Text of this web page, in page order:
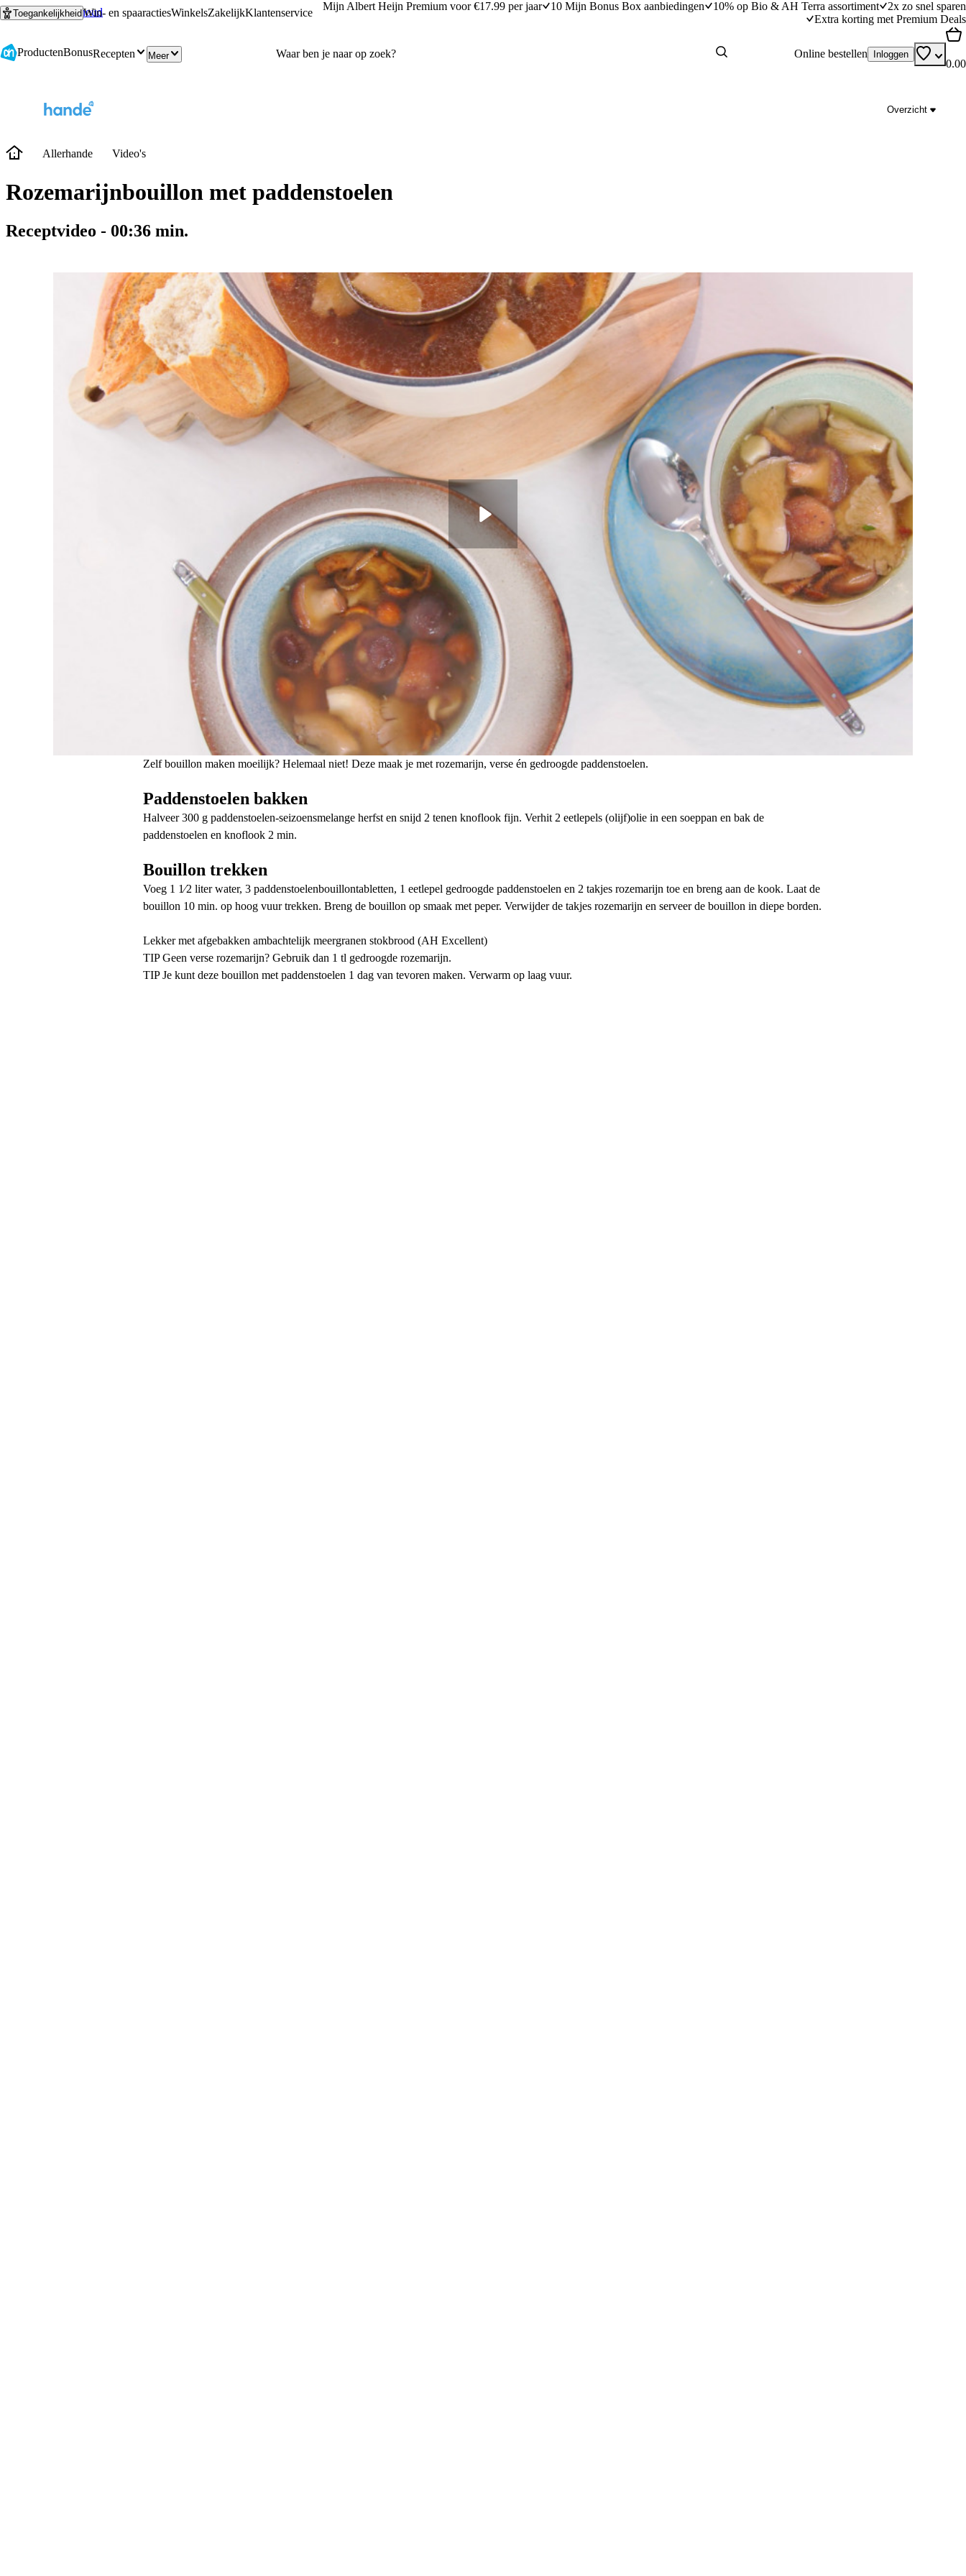
Ga naar hoofdinhoud
Ga naar zoeken
ToegankelijkheidWin- en spaaractiesWinkelsZakelijkKlantenservice
Mijn Albert Heijn Premium voor €17.99 per jaar 10 Mijn Bonus Box aanbiedingen 10% op Bio & AH Terra assortiment
2x zo snel sparen
Extra korting met Premium Deals
ProductenBonusRecepten Meer Online bestellen Inloggen
0.00
Overzicht
Allerhande Video's
Rozemarijnbouillon met paddenstoelen
Receptvideo - 00:36 min.
Zelf bouillon maken moeilijk? Helemaal niet! Deze maak je met rozemarijn, verse én gedroogde paddenstoelen.
Paddenstoelen bakken
Halveer 300 g paddenstoelen-seizoensmelange herfst en snijd 2 tenen knoflook fijn. Verhit 2 eetlepels (olijf)olie in een soeppan en bak de
paddenstoelen en knoflook 2 min.
Bouillon trekken
Voeg 1 1⁄2 liter water, 3 paddenstoelenbouillontabletten, 1 eetlepel gedroogde paddenstoelen en 2 takjes rozemarijn toe en breng aan de kook. Laat de
bouillon 10 min. op hoog vuur trekken. Breng de bouillon op smaak met peper. Verwijder de takjes rozemarijn en serveer de bouillon in diepe borden.
Lekker met afgebakken ambachtelijk meergranen stokbrood (AH Excellent)
TIP Geen verse rozemarijn? Gebruik dan 1 tl gedroogde rozemarijn.
TIP Je kunt deze bouillon met paddenstoelen 1 dag van tevoren maken. Verwarm op laag vuur.